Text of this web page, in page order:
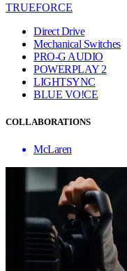
TRUEFORCE
Direct Drive
Mechanical Switches
PRO-G AUDIO
POWERPLAY 2
LIGHTSYNC
BLUE VO!CE
COLLABORATIONS
McLaren